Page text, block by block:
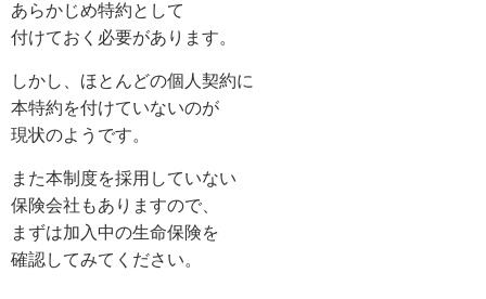
あらかじめ特約として
付けておく必要があります。
しかし、ほとんどの個人契約に
本特約を付けていないのが
現状のようです。
また本制度を採用していない
保険会社もありますので、
まずは加入中の生命保険を
確認してみてください。